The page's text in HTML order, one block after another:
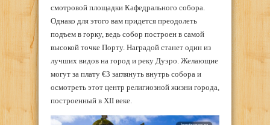
смотровой площадки Кафедрального собора.
Однако для этого вам придется преодолеть
подъем в горку, ведь собор построен в самой
высокой точке Порту. Наградой станет один из
лучших видов на город и реку Дуэро. Желающие
могут за плату €3 заглянуть внутрь собора и
осмотреть этот центр религиозной жизни города,
построенный в XII веке.